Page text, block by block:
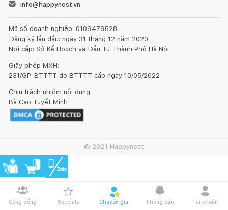
Cộng đồng Specials Chuyên gia Thông báo Tài khoản
info@happynest.vn
Mã số doanh nghiệp: 0109479528
Đăng ký lần đầu: ngày 31 tháng 12 năm 2020
Nơi cấp: Sở Kế Hoạch và Đầu Tư Thành Phố Hà Nội
Giấy phép MXH:
231/GP-BTTTT do BTTTT cấp ngày 10/05/2022
Chịu trách nhiệm nội dung:
Bà Cao Tuyết Minh
© 2021 Happynest